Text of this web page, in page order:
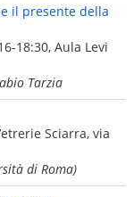
il presente della
18:30, Aula Levi
Tarzia
Sciarra, via
di Roma)